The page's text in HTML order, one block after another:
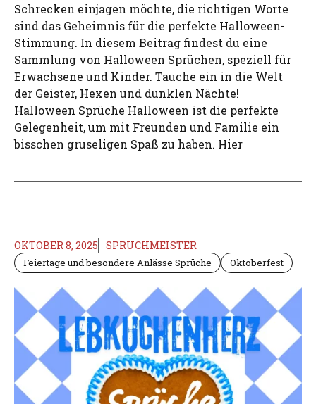
Schrecken einjagen möchte, die richtigen Worte
sind das Geheimnis für die perfekte Halloween-
Stimmung. In diesem Beitrag findest du eine
Sammlung von Halloween Sprüchen, speziell für
Erwachsene und Kinder. Tauche ein in die Welt
der Geister, Hexen und dunklen Nächte!
Halloween Sprüche Halloween ist die perfekte
Gelegenheit, um mit Freunden und Familie ein
bisschen gruseligen Spaß zu haben. Hier
OKTOBER 8, 2025 SPRUCHMEISTER
Feiertage und besondere Anlässe Sprüche Oktoberfest